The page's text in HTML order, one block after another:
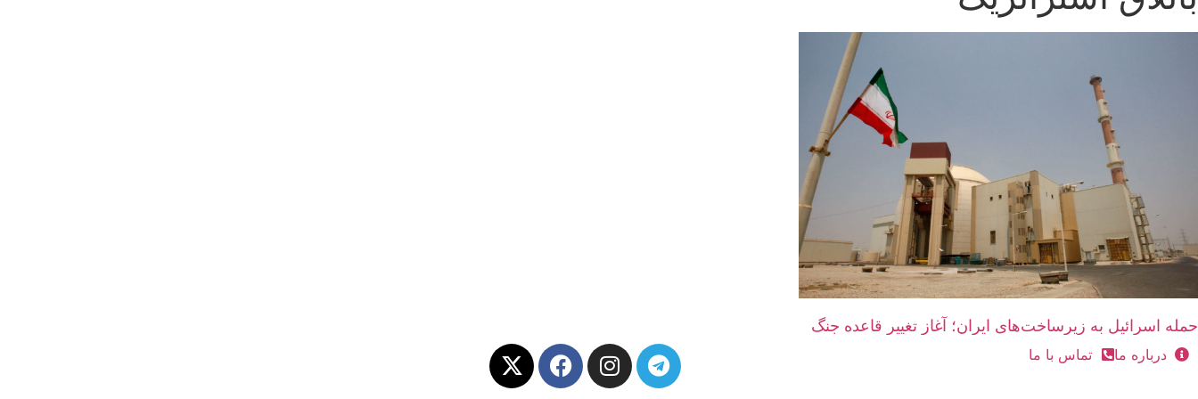
حمله اسرائیل به زیرساخت‌های ایران؛ آغاز تغییر قاعده جنگ
درباره ما تماس با ما